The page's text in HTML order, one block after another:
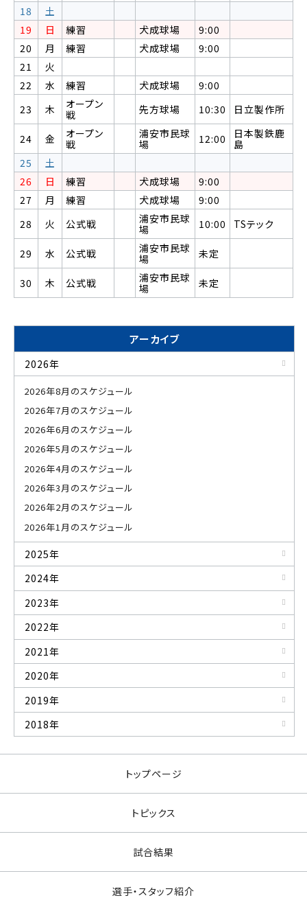
18
土
19
日 練習 犬成球場
9:00
20
月 練習 犬成球場
9:00
21
火
22
水 練習 犬成球場
9:00
23
木
オープン
戦
先方球場 10:30 日立製作所
24 金
オープン
戦
浦安市民球
場
12:00
日本製鉄鹿
島
25
土
26
日 練習 犬成球場
9:00
27
月 練習 犬成球場
9:00
28
火 公式戦
浦安市民球
場
10:00 TSテック
29 水 公式戦
浦安市民球
場
未定
30 木 公式戦
浦安市民球
場
未定
アーカイブ
2026年
2026年8月のスケジュール
2026年7月のスケジュール
2026年6月のスケジュール
2026年5月のスケジュール
2026年4月のスケジュール
2026年3月のスケジュール
2026年2月のスケジュール
2026年1月のスケジュール
2025年
2024年
2023年
2022年
2021年
2020年
2019年
2018年
トップページ
トピックス
試合結果
選手・スタッフ紹介